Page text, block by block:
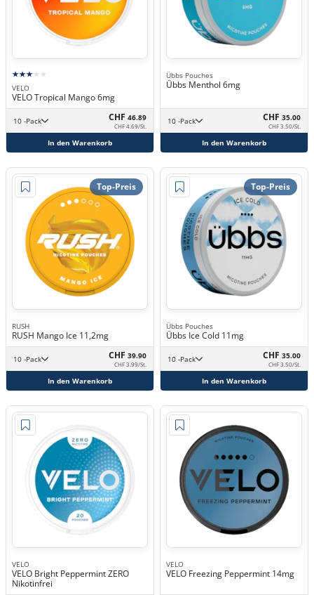
VELO
VELO Tropical Mango 6mg
10 -Pack CHF 46.89
CHF 4.69/St.
In den Warenkorb
Übbs Pouches
Übbs Menthol 6mg
10 -Pack CHF 35.00
CHF 3.50/St.
In den Warenkorb
Top-Preis
RUSH
RUSH Mango Ice 11,2mg
10 -Pack CHF 39.90
CHF 3.99/St.
In den Warenkorb
Top-Preis
Übbs Pouches
Übbs Ice Cold 11mg
10 -Pack CHF 35.00
CHF 3.50/St.
In den Warenkorb
VELO
VELO Bright Peppermint ZERO
Nikotinfrei
VELO
VELO Freezing Peppermint 14mg